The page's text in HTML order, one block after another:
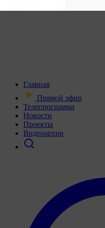
Главная
Прямой эфир
Телепрограмма
Новости
Проекты
Видеоархив